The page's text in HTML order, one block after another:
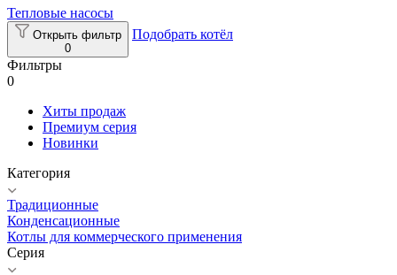
Тепловые насосы
Открыть фильтр
0
Подобрать котёл
Фильтры
0
Хиты продаж
Премиум серия
Новинки
Категория
Традиционные
Конденсационные
Котлы для коммерческого применения
Серия